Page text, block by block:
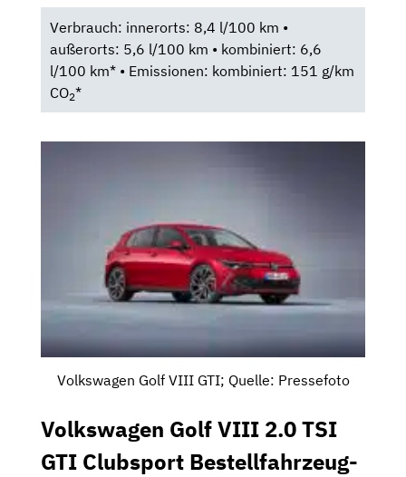
Verbrauch: innerorts: 8,4 l/100 km •
außerorts: 5,6 l/100 km • kombiniert: 6,6
l/100 km* • Emissionen: kombiniert: 151 g/km
CO2*
Volkswagen Golf VIII GTI; Quelle: Pressefoto
Volkswagen Golf VIII 2.0 TSI
GTI Clubsport Bestellfahrzeug-